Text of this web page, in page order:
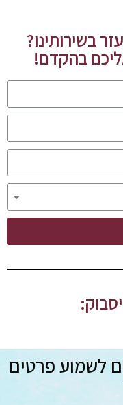
בשירותינו?
בהקדם!
לשמוע פרטים